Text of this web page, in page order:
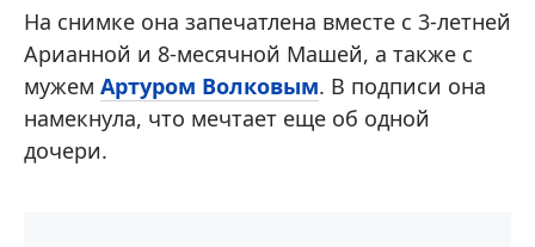
На снимке она запечатлена вместе с 3-летней
Арианной и 8-месячной Машей, а также с
мужем Артуром Волковым. В подписи она
намекнула, что мечтает еще об одной
дочери.